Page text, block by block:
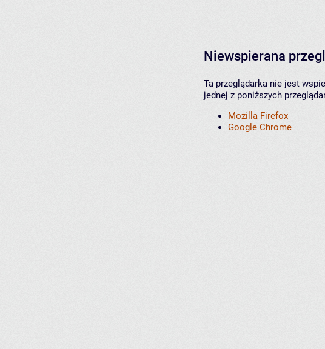
Niewspierana
Ta przeglądarka nie jest
jednej z poniższych
Mozilla Firefox
Google Chrome